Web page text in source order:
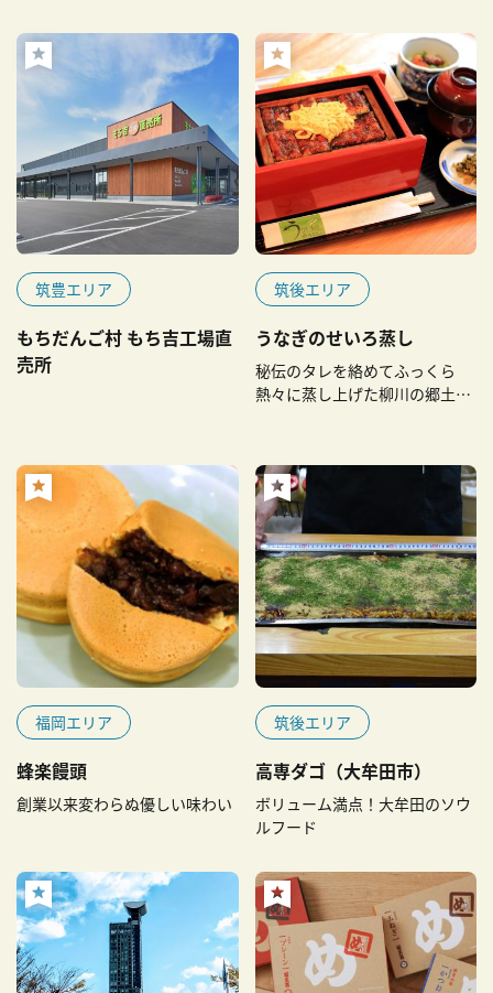
筑豊エリア
もちだんご村 もち吉工場直
売所
筑後エリア
うなぎのせいろ蒸し
秘伝のタレを絡めてふっくら
熱々に蒸し上げた柳川の郷土料
福岡エリア
蜂楽饅頭
創業以来変わらぬ優しい味わい
筑後エリア
高専ダゴ（大牟田市）
ボリューム満点！大牟田のソウ
ルフード